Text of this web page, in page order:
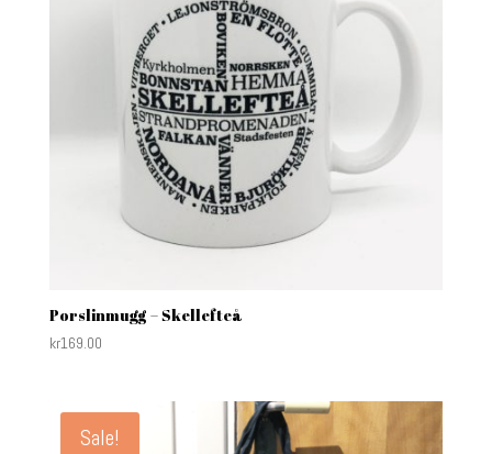
Porslinmugg – Skellefteå
kr169.00
Sale!